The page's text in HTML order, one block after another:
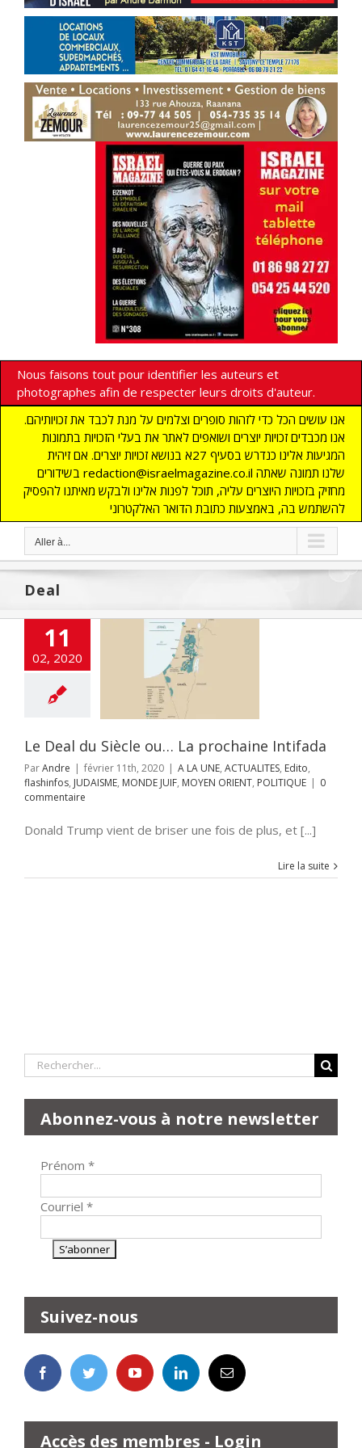
Nous faisons tout pour identifier les auteurs et
photographes afin de respecter leurs droits d'auteur.
אנו עושים הכל כדי לזהות סופרים וצלמים על מנת לכבד את זכויותיהם.
אנו מכבדים זכויות יוצרים ושואפים לאתר את בעלי הזכויות בתמונות
המגיעות אלינו כנדרש בסעיף 27א בנושא זכויות יוצרים. אם זיהית
בשידורים redaction@israelmagazine.co.il שלנו תמונה שאתה
מחזיק בזכויות היוצרים עליה, תוכל לפנות אלינו ולבקש מאיתנו להפסיק
להשתמש בה, באמצעות כתובת הדואר האלקטרוני
Aller à...
Deal
11
02, 2020
du Siècle ou…
Intifada
JUDAISME
Le Deal du Siècle ou… La prochaine Intifada
ParAndre | février 11th, 2020 | A LA UNE, ACTUALITES, Edito,
flashinfos, JUDAISME, MONDE JUIF, MOYEN ORIENT, POLITIQUE | 0
commentaire
Donald Trump vient de briser une fois de plus, et [...]
Lire la suite
Rechercher:
Abonnez-vous à notre newsletter
Prénom *
Courriel *
Suivez-nous
Accès des membres - Login